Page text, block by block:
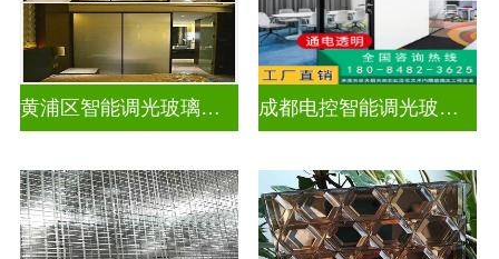
黄浦区智能调光玻璃公司 成都电控智能调光玻璃售价多少